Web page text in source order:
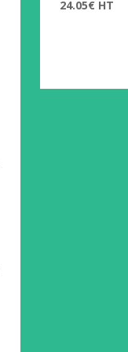
24.05€ HT